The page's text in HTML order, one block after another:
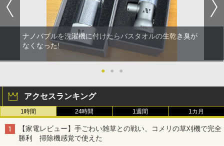
ナノバブルを洗濯機に付けたらバスタオルの生乾き臭が
なくなった!
● ● ●
アクセスランキング
1時間 24時間 1週間 1カ月
【家電レビュー】手ごわい雑草との戦い、コメリの草刈機で完全
勝利 掃除機感覚で使えた